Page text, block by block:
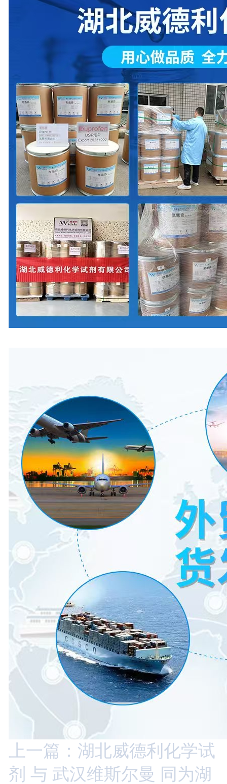
上一篇：湖北威德利化学试
剂 与 武汉维斯尔曼 同为湖